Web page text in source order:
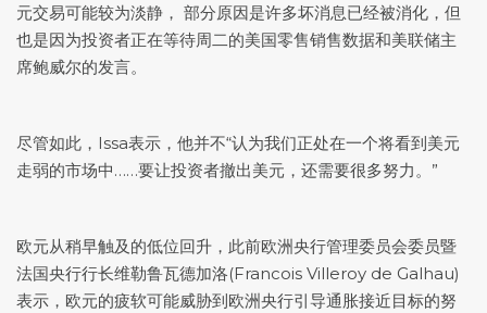
元交易可能较为淡静， 部分原因是许多坏消息已经被消化，但
也是因为投资者正在等待周二的美国零售销售数据和美联储主
席鲍威尔的发言。
尽管如此，Issa表示，他并不“认为我们正处在一个将看到美元
走弱的市场中……要让投资者撤出美元，还需要很多努力。”
欧元从稍早触及的低位回升，此前欧洲央行管理委员会委员暨
法国央行行长维勒鲁瓦德加洛(Francois Villeroy de Galhau)
表示，欧元的疲软可能威胁到欧洲央行引导通胀接近目标的努